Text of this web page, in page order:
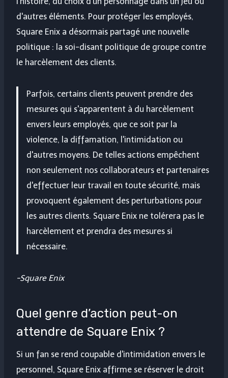
d'autres éléments. Pour protéger les employés,
Square Enix a désormais partagé une nouvelle
politique : la soi-disant politique de groupe contre
le harcèlement des clients.
Parfois, certains clients peuvent prendre des
mesures qui s'apparentent à du harcèlement
envers leurs employés, que ce soit par la
violence, la diffamation, l'intimidation ou
d'autres moyens. De telles actions empêchent
non seulement nos collaborateurs et partenaires
d'effectuer leur travail en toute sécurité, mais
provoquent également des perturbations pour
les autres clients. Square Enix ne tolérera pas le
harcèlement et prendra des mesures si
nécessaire.
-Square Enix
Quel genre d’action peut-on
attendre de Square Enix ?
Si un fan se rend coupable d'intimidation envers le
personnel, Square Enix affirme se réserver le droit